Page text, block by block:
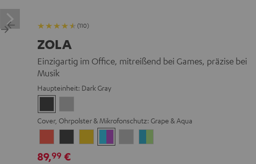
(110)
ZOLA
Einzigartig im Office, mitreißend bei Games, präzise bei
Musik
Haupteinheit: Dark Gray
Gray
Cover, Ohrpolster & Mikrofonschutz: Grape & Aqua
Red
Gray
Amber&
Gray
89,99 €